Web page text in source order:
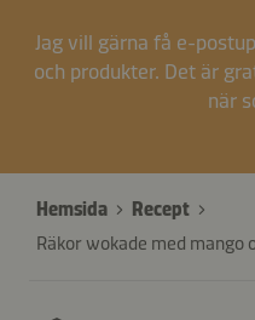
Jag vill gärna få e-
och produkter. Det är
när
Hemsida
Recept
Räkor wokade med mango